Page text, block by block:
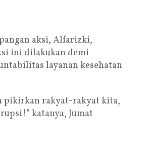
aksi, Alfarizki,
ini dilakukan demi
layanan kesehatan
pikirkan rakyat-rakyat kita,
katanya, Jumat